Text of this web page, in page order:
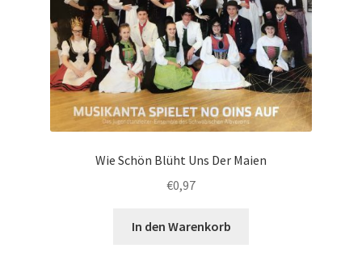
Wie Schön Blüht Uns Der Maien
€0,97
In den Warenkorb